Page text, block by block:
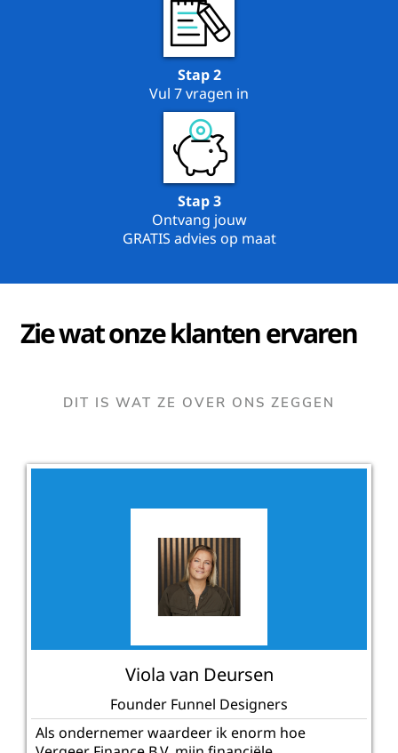
Stap 2
Vul 7 vragen in
Stap 3
Ontvang jouw
GRATIS advies op maat
Zie wat onze klanten ervaren
DIT IS WAT ZE OVER ONS ZEGGEN
Viola van Deursen
Founder Funnel Designers
Als ondernemer waardeer ik enorm hoe